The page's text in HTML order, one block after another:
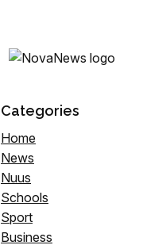
Categories
Home
News
Nuus
Schools
Sport
Business